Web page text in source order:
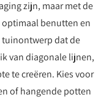
zijn, maar met de
benutten en
tuinontwerp dat de
van diagonale lijnen,
te creëren. Kies voor
of hangende potten